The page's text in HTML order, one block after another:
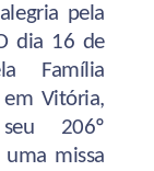
pela
dia 16 de
Família
Vitória,
206º
missa